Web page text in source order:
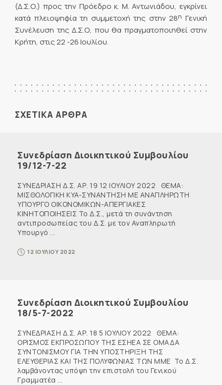
(Δ.Σ.Ο.) προς την Πρόεδρο κ. Μ. Αντωνιάδου, εγκρίνει
κατά πλειοψηφία τη συμμετοχή της στην 28η Γενική
Συνέλευση της Δ.Σ.Ο, που θα πραγματοποιηθεί στην
Κρήτη, στις 22 -26 Ιουλίου.
ΣΧΕΤΙΚΑ ΑΡΘΡΑ
Συνεδρίαση Διοικητικού Συμβουλίου
19/12-7-22
ΣΥΝΕΔΡΙΑΣΗ Δ.Σ. ΑΡ. 19 12 ΙΟΥΛΙΟΥ 2022 ΘΕΜΑ:
ΜΙΣΘΟΛΟΓΙΚΗ KYA-ΣΥΝΑΝΤΗΣΗ ΜΕ ΑΝΑΠΛΗΡΩΤΗ
ΥΠΟΥΡΓΟ ΟΙΚΟΝΟΜΙΚΩΝ-ΑΠΕΡΓΙΑΚΕΣ
ΚΙΝΗΤΟΠΟΙΗΣΕΙΣ Το Δ.Σ., μετά τη συνάντηση
αντιπροσωπείας του Δ.Σ. με τον Αναπληρωτή
Υπουργό ...
12 ΙΟΥΛΙΟΥ 2022
Συνεδρίαση Διοικητικού Συμβουλίου
18/5-7-2022
ΣΥΝΕΔΡΙΑΣΗ Δ.Σ. ΑΡ. 18 5 ΙΟΥΛΙΟΥ 2022 ΘΕΜΑ:
ΟΡΙΣΜΟΣ ΕΚΠΡΟΣΩΠΟΥ ΤΗΣ ΕΣΗΕΑ ΣΕ ΟΜΑΔΑ
ΣΥΝΤΟΝΙΣΜΟΥ ΓΙΑ ΤΗΝ ΥΠΟΣΤΗΡΙΞΗ ΤΗΣ
ΕΛΕΥΘΕΡΙΑΣ ΚΑΙ ΤΗΣ ΠΟΛΥΦΩΝΙΑΣ ΤΩΝ ΜΜΕ Το Δ.Σ.
λαμβάνοντας υπόψη την επιστολή του Γενικού
Γραμματέα ...